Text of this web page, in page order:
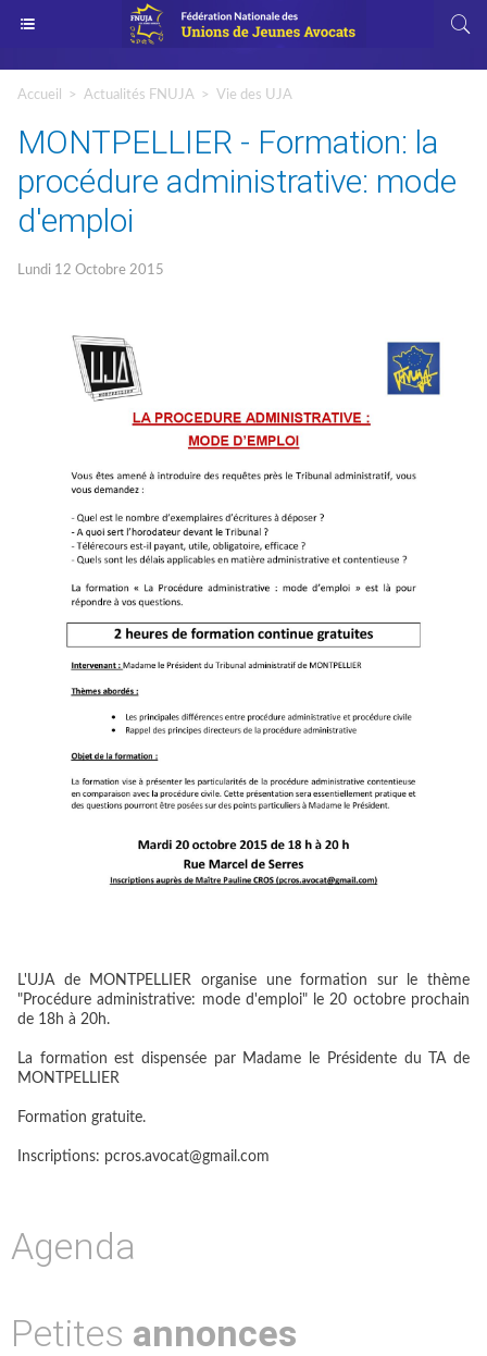
Accueil > Actualités FNUJA > Vie des UJA
MONTPELLIER - Formation: la
procédure administrative: mode
d'emploi
Lundi 12 Octobre 2015
L'UJA de MONTPELLIER organise une formation sur le thème
"Procédure administrative: mode d'emploi" le 20 octobre prochain
de 18h à 20h.
La formation est dispensée par Madame le Présidente du TA de
MONTPELLIER
Formation gratuite.
Inscriptions: pcros.avocat@gmail.com
Agenda
Petites annonces